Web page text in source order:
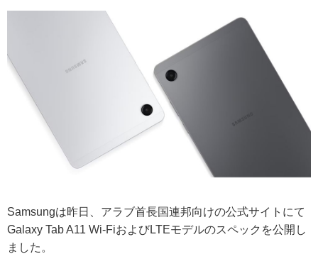
Samsungは昨日、アラブ首長国連邦向けの公式サイトにて
Galaxy Tab A11 Wi-FiおよびLTEモデルのスペックを公開し
ました。